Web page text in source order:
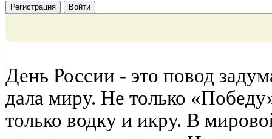
Регистрация Войти
День России - это повод
дала миру. Не только
только водку и икру. В